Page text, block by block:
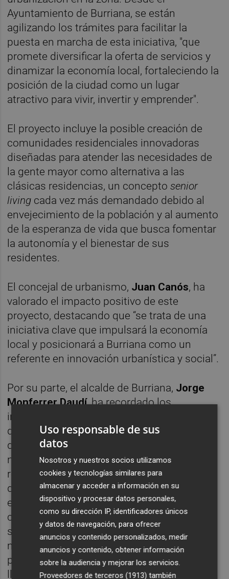
Ayuntamiento de Burriana, se están
agilizando los trámites para facilitar la
puesta en marcha de esta iniciativa, "que
promete diversificar la oferta de servicios y
dinamizar la economía local, fortaleciendo la
posición de la ciudad como un lugar
atractivo para vivir, invertir y emprender".
El proyecto incluye la posible creación de
comunidades residenciales innovadoras
diseñadas para atender las necesidades de
la gente mayor como alternativa a las
clásicas residencias, un conceptosenior
living cada vez más demandado debido al
envejecimiento de la población y al aumento
de la esperanza de vida que busca fomentar
la autonomía y el bienestar de sus
residentes.
El concejal de urbanismo, Juan Canós, ha
valorado el impacto positivo de este
proyecto, destacando que “se trata de una
iniciativa clave que impulsará la economía
local y posicionará a Burriana como un
referente en innovación urbanística y social”.
Por su parte, el alcalde de Burriana, Jorge
Monferrer Daudí, ha recordado los
importantes avances logrados en lo que va
de legislatura, como la futura construcción
del ambulatorio del Puerto, la apertura de
nuevas infraestructuras portuarias y la
renovación de la depuradora. Además,
destacó otros proyectos estratégicos que
están en desarrollo, como el futuro
crecimiento del Arenal y Sant Gregori,
señalando que “Burriana está en el punto de
mira de los grandes inversores gracias a su
potencial y a la planificación que estamos
llevando a cabo”.
Uso responsable de sus
datos
Nosotros y nuestros socios utilizamos
cookies y tecnologías similares para
almacenar y acceder a información en su
dispositivo y procesar datos personales,
como su dirección IP, identificadores únicos
y datos de navegación, para ofrecer
anuncios y contenido personalizados, medir
anuncios y contenido, obtener información
sobre la audiencia y mejorar los servicios.
Proveedores de terceros (1913) también